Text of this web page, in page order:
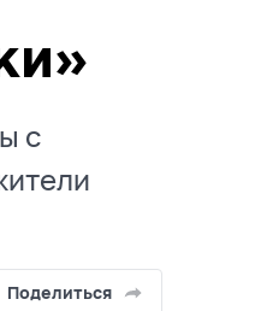
с
Поделиться